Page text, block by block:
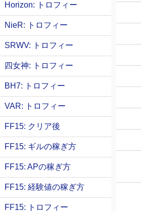
Horizon: トロフィー
NieR: トロフィー
SRWV: トロフィー
四女神: トロフィー
BH7: トロフィー
VAR: トロフィー
FF15: クリア後
FF15: ギルの稼ぎ方
FF15: APの稼ぎ方
FF15: 経験値の稼ぎ方
FF15: トロフィー